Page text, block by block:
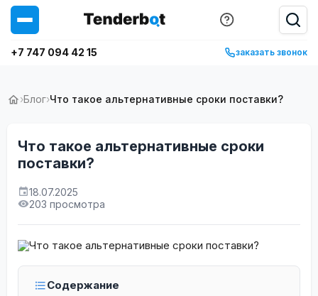
+7 747 094 42 15 заказать звонок
›Блог›Что такое альтернативные сроки поставки?
Что такое альтернативные сроки
поставки?
18.07.2025
203 просмотра
Содержание